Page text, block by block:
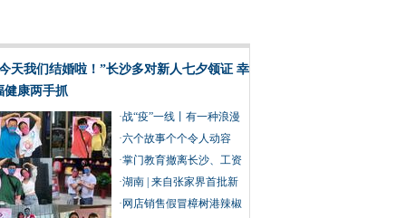
天我们结婚啦！”长沙多对新人七夕领证 幸
健康两手抓
·战“疫”一线丨有一种浪漫
叫并肩作战
·六个故事个个令人动容
在“疫”线过七夕也分外浪
漫
·掌门教育撤离长沙、工资
赔偿没着落 创始人建议员
工重新谋职
·湖南 | 来自张家界首批新
冠肺炎康复患者的感谢信
· 网店销售假冒樟树港辣椒